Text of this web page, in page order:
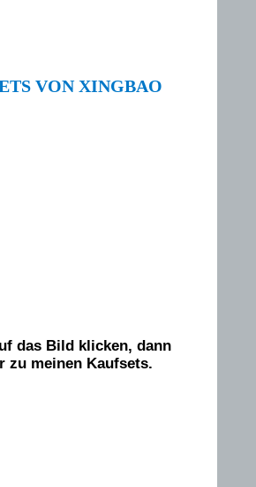
VON XINGBAO
das Bild klicken, dann
zu meinen Kaufsets.